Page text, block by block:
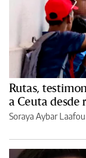
Rutas,
a Ceuta desde
Soraya Aybar Laafou